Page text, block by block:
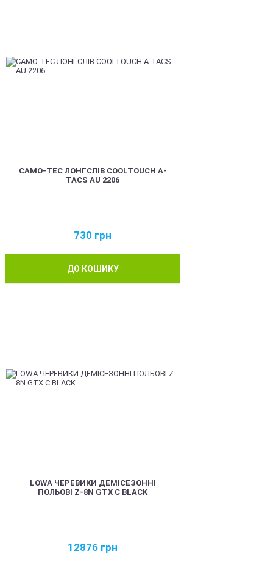
CAMO-TEC ЛОНГСЛІВ COOLTOUCH A-
TACS AU 2206
730 грн
ДО КОШИКУ
LOWA ЧЕРЕВИКИ ДЕМІСЕЗОННІ
ПОЛЬОВІ Z-8N GTX C BLACK
12876 грн